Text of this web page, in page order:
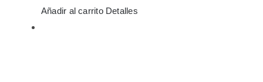
Añadir al carrito Detalles